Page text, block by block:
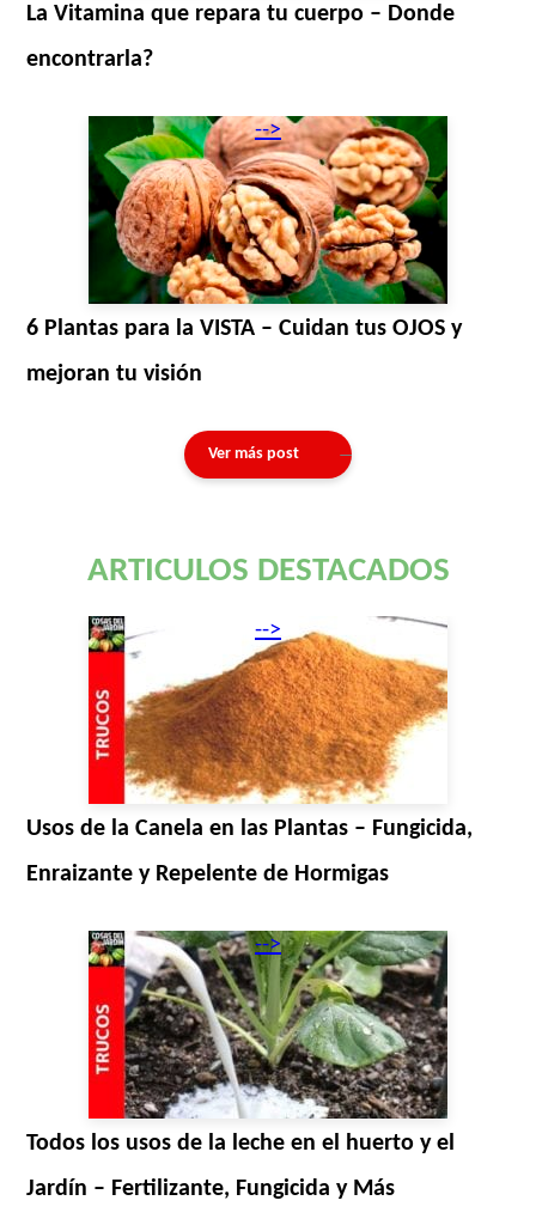
La Vitamina que repara tu cuerpo – Donde
encontrarla?
-->
6 Plantas para la VISTA – Cuidan tus OJOS y
mejoran tu visión
Ver más post
ARTICULOS DESTACADOS
-->
Usos de la Canela en las Plantas – Fungicida,
Enraizante y Repelente de Hormigas
-->
Todos los usos de la leche en el huerto y el
Jardín – Fertilizante, Fungicida y Más